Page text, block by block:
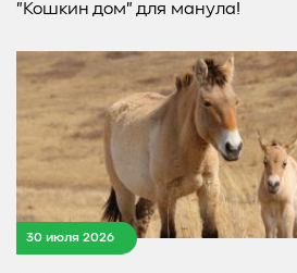
"Кошкин дом" для манула!
30 июля 2026